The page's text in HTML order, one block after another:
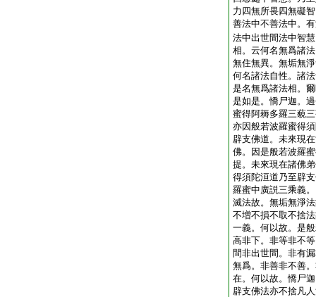
力四無所畏四無礙
善法中不善法中。
法中出世間法中智
相。云何名無爲諸
無住無異。無垢無
何名諸法自性。諸
是名無爲諸法相。
是如是。憍尸迦。
蜜得阿耨多羅三藐
亦因般若波羅蜜得
辟支佛道。未來現
佛。因是般若波羅
提。未來現在諸佛
得須陀洹道乃至辟
羅蜜中廣説三乘義
滅法故。無垢無淨
不増不損不取不捨
一義。何以故。是
高非下。非等非不
間非出世間。非有
無爲。非善非不善
在。何以故。憍尸
辟支佛法亦不捨凡